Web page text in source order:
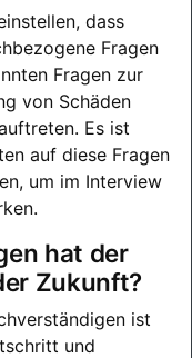
dass
Fragen
Fragen zur
von Schäden
Es ist
auf diese Fragen
um im Interview
hat der
Zukunft?
ist
und